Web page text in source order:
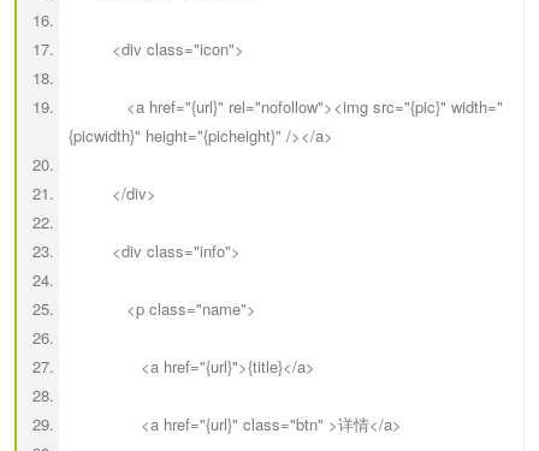
<div class="icon">
<a href="{url}" rel="nofollow"><img src="{pic}" width="
{picwidth}" height="{picheight}" /></a>
</div>
<div class="info">
<p class="name">
<a href="{url}">{title}</a>
<a href="{url}" class="btn" >详情</a>